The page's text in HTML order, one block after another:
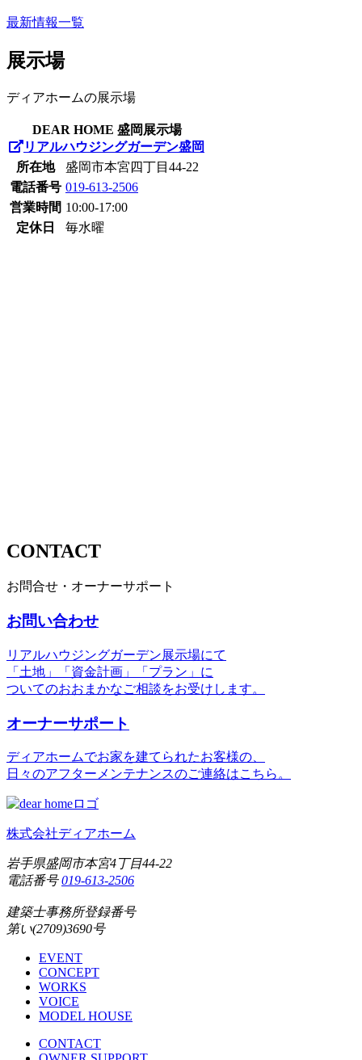
最新情報一覧
展示場
ディアホームの展示場
DEAR HOME 盛岡展示場
リアルハウジングガーデン盛岡
所在地
盛岡市本宮四丁目44-22
電話番号 019-613-2506
営業時間 10:00-17:00
定休日
毎水曜
CONTACT
お問合せ・オーナーサポート
お問い合わせ
リアルハウジングガーデン展示場にて
「土地」「資金計画」「プラン」に
ついてのおおまかなご相談をお受けします。
オーナーサポート
ディアホームでお家を建てられたお客様の、
日々のアフターメンテナンスのご連絡はこちら。
株式会社ディアホーム
岩手県盛岡市本宮4丁目44-22
電話番号019-613-2506
建築士事務所登録番号
第い(2709)3690号
EVENT
CONCEPT
WORKS
VOICE
MODEL HOUSE
CONTACT